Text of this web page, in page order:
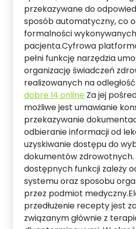
przekazywane do
sposób automatyczny, co
formalności
pacjenta.Cyfrowa
pełni funkcję narzędzia
organizację świadczeń
realizowanych na odległość.
dobre l4 online Za jej
możliwe jest umawianie
przekazywanie
odbieranie informacji od
uzyskiwanie dostępu do
dokumentów zdrowotnych.
dostępnych funkcji zależy
systemu oraz sposobu
przez podmiot
przedłużenie recepty jest
związanym głównie z